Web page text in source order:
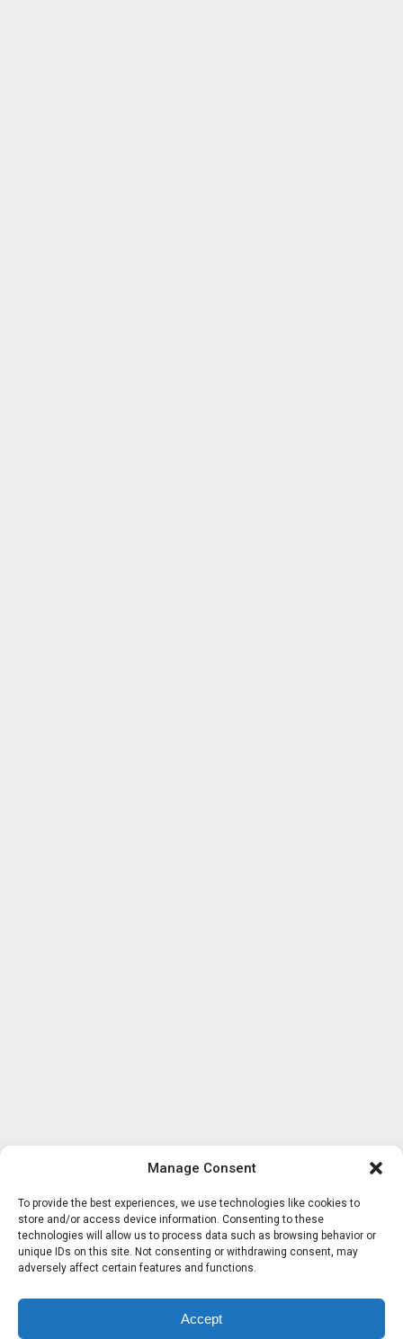
Manage Consent
To provide the best experiences, we use technologies like cookies to
store and/or access device information. Consenting to these
technologies will allow us to process data such as browsing behavior or
unique IDs on this site. Not consenting or withdrawing consent, may
adversely affect certain features and functions.
Accept